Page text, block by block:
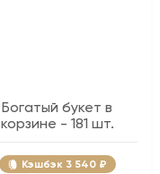
Богатый букет в
корзине - 181 шт.
Кэшбэк 3 540 ₽